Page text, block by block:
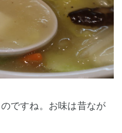
ですね。お味は昔なが